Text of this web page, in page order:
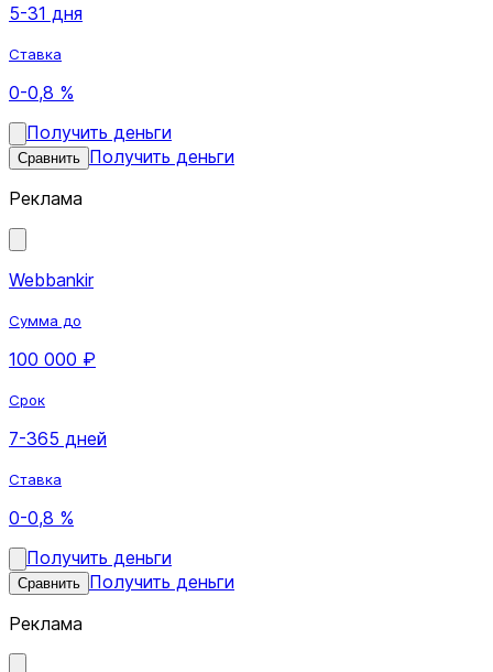
5-31 дня
Ставка
0-0,8 %
Получить деньги
Сравнить Получить деньги
Реклама
Webbankir
Сумма до
100 000 ₽
Срок
7-365 дней
Ставка
0-0,8 %
Получить деньги
Сравнить Получить деньги
Реклама